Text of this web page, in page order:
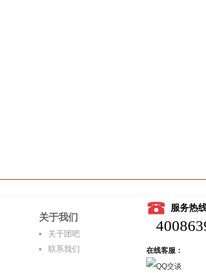
关于我们
关于团吧
联系我们
服务热
在线客服：